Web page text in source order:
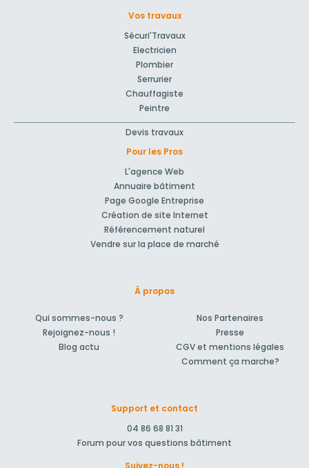
Vos travaux
Sécuri'Travaux
Electricien
Plombier
Serrurier
Chauffagiste
Peintre
Devis travaux
Pour les Pros
L'agence Web
Annuaire bâtiment
Page Google Entreprise
Création de site Internet
Référencement naturel
Vendre sur la place de marché
À propos
Qui sommes-nous ?
Rejoignez-nous !
Blog actu
Nos Partenaires
Presse
CGV et mentions légales
Comment ça marche?
Support et contact
04 86 68 81 31
Forum pour vos questions bâtiment
Suivez-nous !